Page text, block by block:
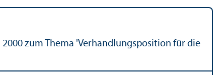
2000 zum Thema 'Verhandlungsposition für die